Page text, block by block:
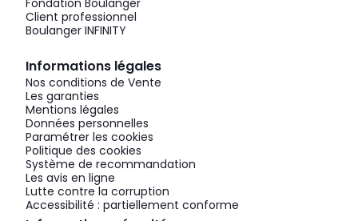
Fondation Boulanger
Client professionnel
Boulanger INFINITY
Informations légales
Nos conditions de Vente
Les garanties
Mentions légales
Données personnelles
Paramétrer les cookies
Politique des cookies
Système de recommandation
Les avis en ligne
Lutte contre la corruption
Accessibilité : partiellement conforme